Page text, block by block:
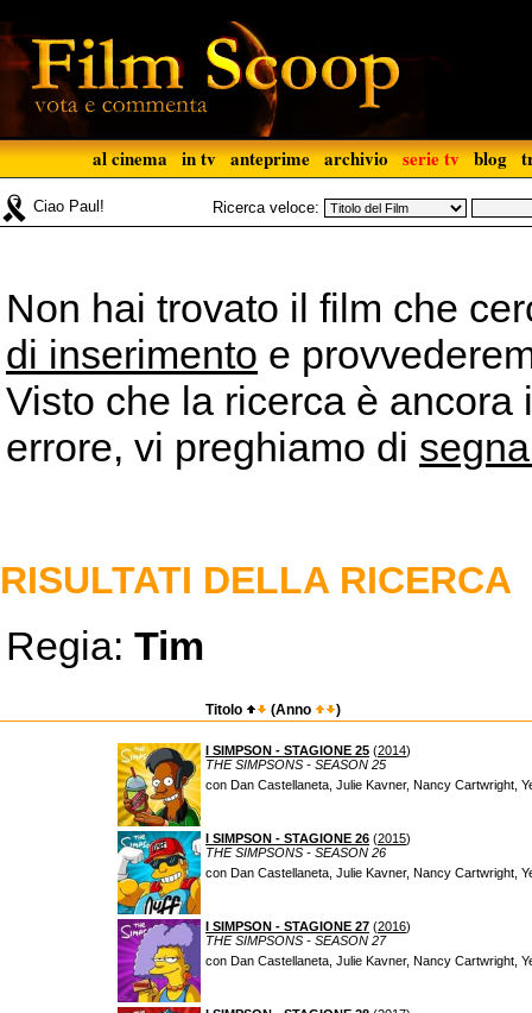
al cinema in tv anteprime archivio serie tv blog
Ciao Paul! Ricerca veloce:
Non hai trovato il film che
di inserimento e
Visto che la ricerca è
errore, vi preghiamo di
RISULTATI DELLA RICERCA
Regia: Tim
Titolo (Anno )
I SIMPSON - STAGIONE 25 (2014)
THE SIMPSONS - SEASON 25
con Dan Castellaneta, Julie Kavner, Nancy Cartwright,
I SIMPSON - STAGIONE 26 (2015)
THE SIMPSONS - SEASON 26
con Dan Castellaneta, Julie Kavner, Nancy Cartwright,
I SIMPSON - STAGIONE 27 (2016)
THE SIMPSONS - SEASON 27
con Dan Castellaneta, Julie Kavner, Nancy Cartwright,